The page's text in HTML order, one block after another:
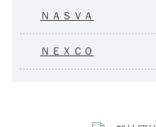
ＮＡＳＶＡ
ＮＥＸＣＯ